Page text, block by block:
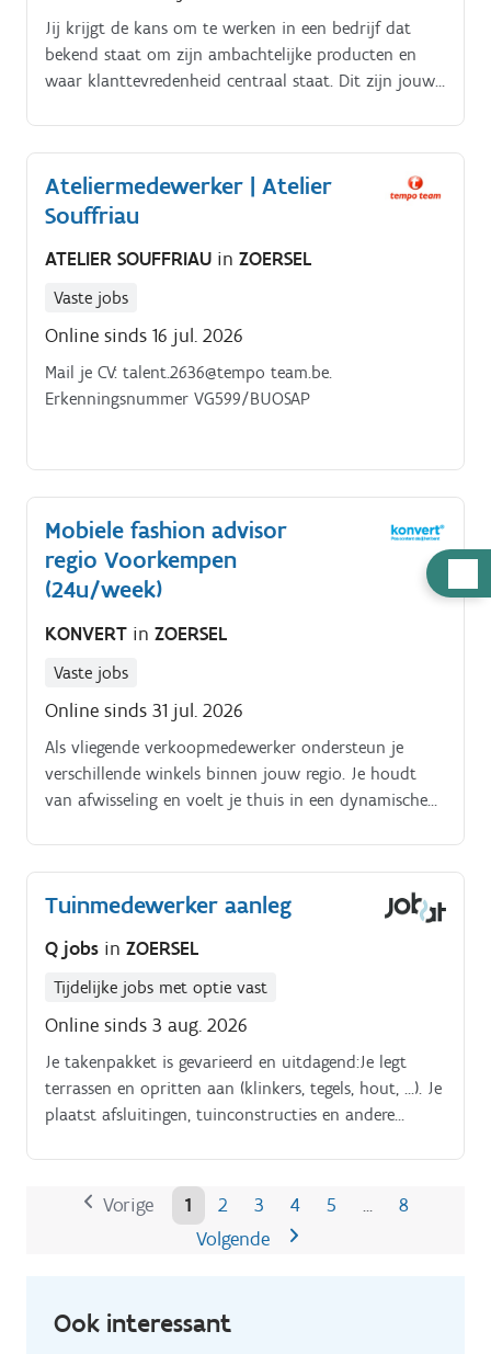
Jij krijgt de kans om te werken in een bedrijf dat
bekend staat om zijn ambachtelijke producten en
waar klanttevredenheid centraal staat. Dit zijn jouw
en voorziet ze van het juiste etiket.
Ateliermedewerker | Atelier
Souffriau
ATELIER SOUFFRIAU in ZOERSEL
Vaste jobs
Online sinds 16 jul. 2026
Mail je CV: talent.2636@tempo team.be.
Erkenningsnummer VG599/BUOSAP
Mobiele fashion advisor
regio Voorkempen
(24u/week)
KONVERT in ZOERSEL
Vaste jobs
Online sinds 31 jul. 2026
Als vliegende verkoopmedewerker ondersteun je
verschillende winkels binnen jouw regio. Je houdt
van afwisseling en voelt je thuis in een dynamische
taken:. Ondersteunen van verschillende winkels
binnen de regio Voorkempen Klanten warm,
deskundig en enthousiast adviseren bij hun aankoop
stijlvolle combinaties Bijdragen aan een
aantrekkelijke winkelpresentatie Uitvoeren van
houden van de winkel en kassawerk Actief
meewerken aan het behalen van de
winkeldoelstellingen
Tuinmedewerker aanleg
Q jobs in ZOERSEL
Tijdelijke jobs met optie vast
Online sinds 3 aug. 2026
Je takenpakket is gevarieerd en uitdagend:Je legt
terrassen en opritten aan (klinkers, tegels, hout, …). Je
plaatst afsluitingen, tuinconstructies en andere
Vorige 1 2 3 4 5
8
Volgende
Ook interessant